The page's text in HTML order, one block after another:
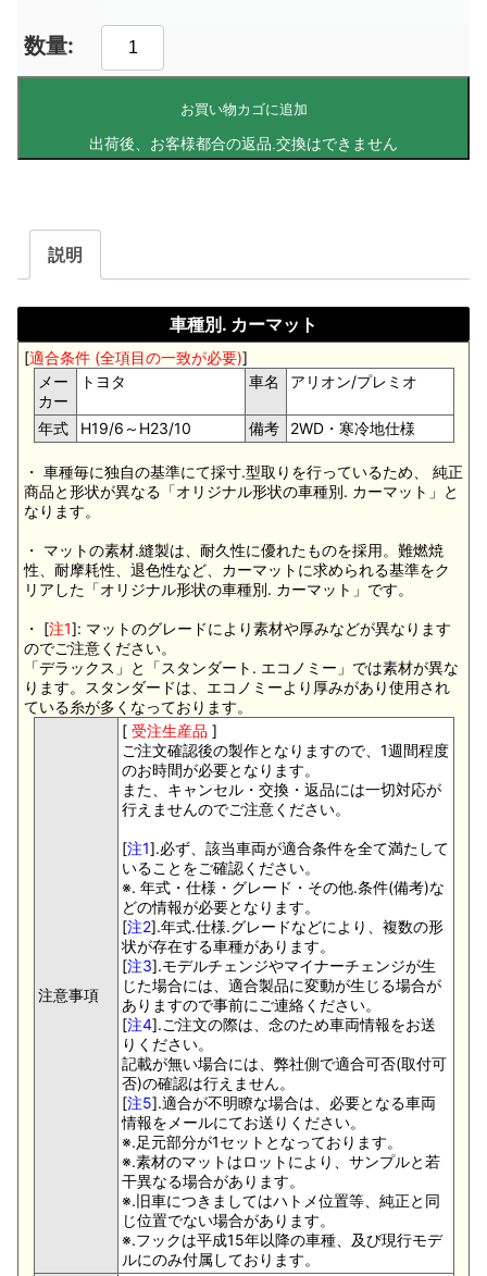
お買い物カゴに追加
説明
車種別. カーマット
[適合条件 (全項目の一致が必要)]
メー
カー
トヨタ 車名 アリオン/プレミオ
年式 H19/6～H23/10 備考 2WD・寒冷地仕様
・ 車種毎に独自の基準にて採寸.型取りを行っているため、 純正
商品と形状が異なる「オリジナル形状の車種別. カーマット」と
なります。
・ マットの素材.縫製は、耐久性に優れたものを採用。難燃焼
性、耐摩耗性、退色性など、カーマットに求められる基準をク
リアした「オリジナル形状の車種別. カーマット」です。
・ [注1]: マットのグレードにより素材や厚みなどが異なります
のでご注意ください。
「デラックス」と「スタンダート. エコノミー」では素材が異な
ります。スタンダードは、エコノミーより厚みがあり使用され
ている糸が多くなっております。
注意事項
[ 受注生産品 ]
ご注文確認後の製作となりますので、1週間程度
のお時間が必要となります。
また、キャンセル・交換・返品には一切対応が
行えませんのでご注意ください。
[注1].必ず、該当車両が適合条件を全て満たして
いることをご確認ください。
※. 年式・仕様・グレード・その他.条件(備考)な
どの情報が必要となります。
[注2].年式.仕様.グレードなどにより、複数の形
状が存在する車種があります。
[注3].モデルチェンジやマイナーチェンジが生
じた場合には、適合製品に変動が生じる場合が
ありますので事前にご連絡ください。
[注4].ご注文の際は、念のため車両情報をお送
りください。
記載が無い場合には、弊社側で適合可否(取付可
否)の確認は行えません。
[注5].適合が不明瞭な場合は、必要となる車両
情報をメールにてお送りください。
※.足元部分が1セットとなっております。
※.素材のマットはロットにより、サンプルと若
干異なる場合があります。
※.旧車につきましてはハトメ位置等、純正と同
じ位置でない場合があります。
※.フックは平成15年以降の車種、及び現行モデ
ルにのみ付属しております。